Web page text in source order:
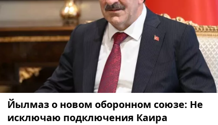
Йылмаз о новом оборонном союзе: Не
исключаю подключения Каира